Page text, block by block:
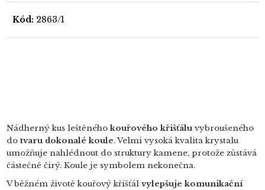
5
Kód: 2863/1
Nádherný kus leštěného kouřového křišťáluvybroušeného
dotvaru dokonalé koule. Velmi vysoká kvalita krystalu
umožňuje nahlédnout do struktury kamene, protože zůstává
částečně čirý. Koule je symbolem nekonečna.
V běžném životě kouřový křišťálvylepšuje komunikační